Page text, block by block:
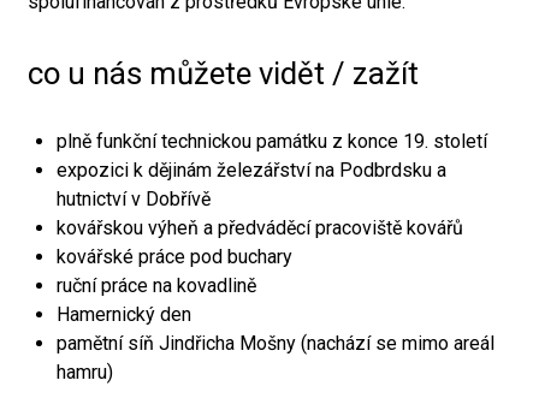
co u nás můžete vidět / zažít
plně funkční technickou památku z konce 19. století
expozici k dějinám železářství na Podbrdsku a
hutnictví v Dobřívě
kovářskou výheň a předváděcí pracoviště kovářů
kovářské práce pod buchary
ruční práce na kovadlině
Hamernický den
pamětní síň Jindřicha Mošny (nachází se mimo areál
hamru)